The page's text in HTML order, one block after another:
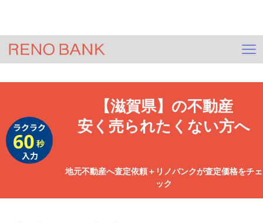
【滋賀県】 の不動産
安く売られたくない方へ
地元不動産へ査定依頼＋リノバンクが査定価格をチェ
ック